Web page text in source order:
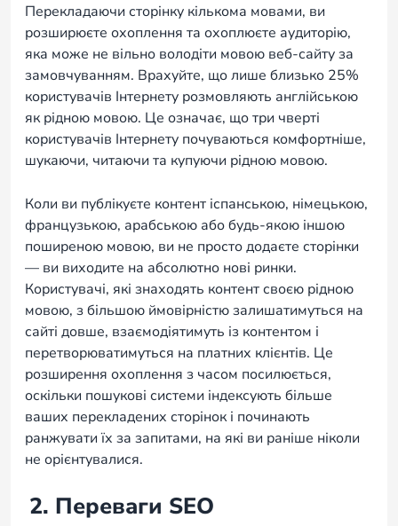
Перекладаючи сторінку кількома мовами, ви
розширюєте охоплення та охоплюєте аудиторію,
яка може не вільно володіти мовою веб-сайту за
замовчуванням. Врахуйте, що лише близько 25%
користувачів Інтернету розмовляють англійською
як рідною мовою. Це означає, що три чверті
користувачів Інтернету почуваються комфортніше,
шукаючи, читаючи та купуючи рідною мовою.
Коли ви публікуєте контент іспанською, німецькою,
французькою, арабською або будь-якою іншою
поширеною мовою, ви не просто додаєте сторінки
— ви виходите на абсолютно нові ринки.
Користувачі, які знаходять контент своєю рідною
мовою, з більшою ймовірністю залишатимуться на
сайті довше, взаємодіятимуть із контентом і
перетворюватимуться на платних клієнтів. Це
розширення охоплення з часом посилюється,
оскільки пошукові системи індексують більше
ваших перекладених сторінок і починають
ранжувати їх за запитами, на які ви раніше ніколи
не орієнтувалися.
2. Переваги SEO